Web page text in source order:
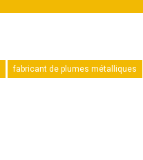
fabricant de plumes métalliques